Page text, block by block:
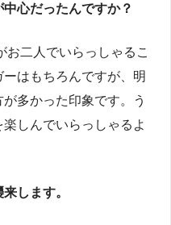
心だったんですか？
二人でいらっしゃるこ
はもちろんですが、明
多かった印象です。う
しんでいらっしゃるよ
します。